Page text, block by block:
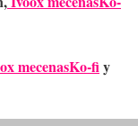
mecenasKo-fiy